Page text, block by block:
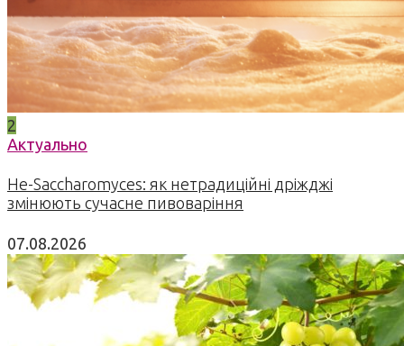
2
Актуально
Не-Saccharomyces: як нетрадиційні дріжджі
змінюють сучасне пивоваріння
07.08.2026